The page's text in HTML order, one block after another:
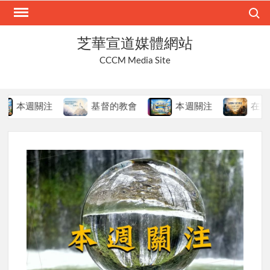
Skip
芝華宣道媒體網站
CCCM Media Site
週關注 基督的教會 本週關注 在變局中